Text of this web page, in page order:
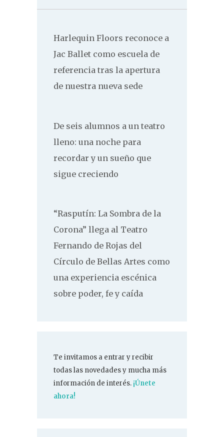
Harlequin Floors reconoce a
Jac Ballet como escuela de
referencia tras la apertura
de nuestra nueva sede
De seis alumnos a un teatro
lleno: una noche para
recordar y un sueño que
sigue creciendo
“Rasputín: La Sombra de la
Corona” llega al Teatro
Fernando de Rojas del
Círculo de Bellas Artes como
una experiencia escénica
sobre poder, fe y caída
Te invitamos a entrar y recibir
todas las novedades y mucha más
información de interés. ¡Únete
ahora!